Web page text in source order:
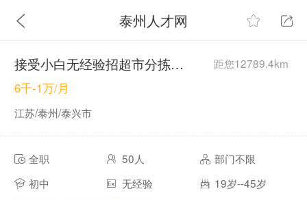
泰州人才网
接受小白无经验招超市分拣&理货员6k➕ 距您12789.4km
6千-1万/月
江苏/泰州/泰兴市
全职 50人
部门不限
初中
无经验 19岁--45岁